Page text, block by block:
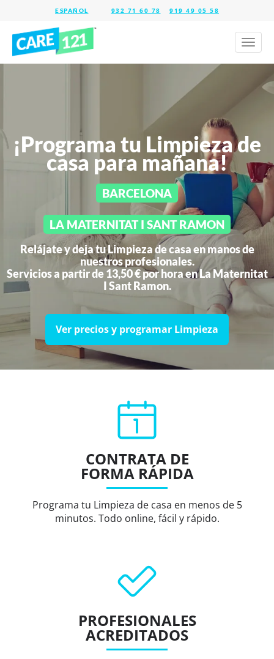
932 71 60 78 919 49 05 58
Toggle
¡Programa tu Limpieza de
casa para mañana!
BARCELONA
LA MATERNITAT I SANT RAMON
Relájate y deja tu Limpieza de casa en manos de
nuestros profesionales.
Servicios a partir de 13,50 € por hora enLa Maternitat
I Sant Ramon.
Ver precios y programar Limpieza
CONTRATA DE
FORMA RÁPIDA
Programa tu Limpieza de casa en menos de 5
minutos. Todo online, fácil y rápido.
PROFESIONALES
ACREDITADOS